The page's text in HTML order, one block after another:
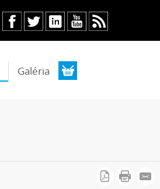
Galéria